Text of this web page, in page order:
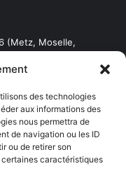
des technologies
aux informations des
nous permettra de
de navigation ou les ID
ou de retirer son
caractéristiques
(Metz, Moselle,